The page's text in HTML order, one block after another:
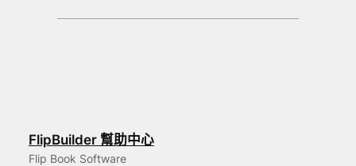
FlipBuilder 幫助中心
Flip Book Software